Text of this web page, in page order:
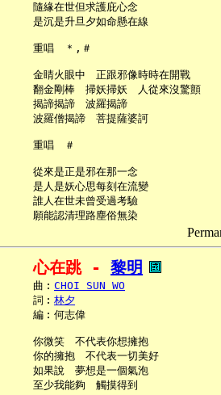
     隨緣在世但求護庇心念
     是沉是升旦夕如命懸在線
     重唱　＊,＃
     金睛火眼中　正跟邪像時時在開戰
     翻金剛棒　掃妖掃妖　人從來沒驚顫
     揭諦揭諦　波羅揭諦
     波羅僧揭諦　菩提薩婆訶
     重唱　＃
     從來是正是邪在那一念
     是人是妖心思每刻在流變
     誰人在世未曾受過考驗
心在跳 - 黎明
     曲︰
CHOI SUN WO
     詞︰
林夕
     編︰何志偉
     你微笑　不代表你想擁抱
     你的擁抱　不代表一切美好
     如果說　夢想是一個氣泡
     至少我能夠　觸摸得到